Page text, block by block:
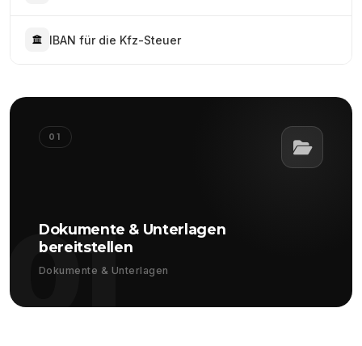
IBAN für die Kfz-Steuer
01
01
Dokumente & Unterlagen
bereitstellen
Dokumente & Unterlagen